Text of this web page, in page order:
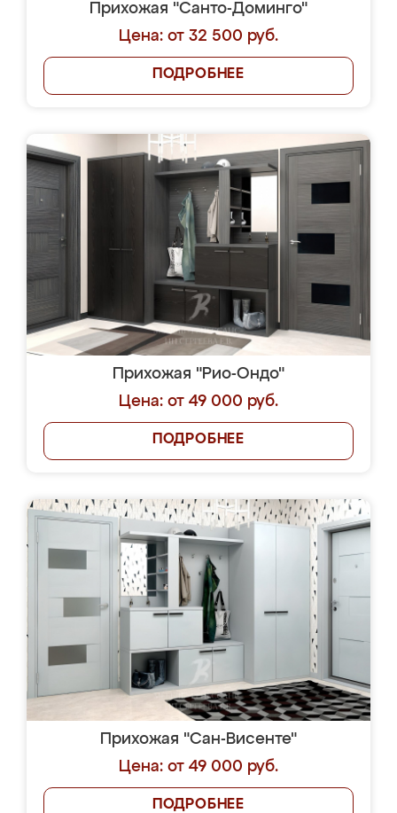
Прихожая "Санто-Доминго"
Цена: от 32 500 руб.
ПОДРОБНЕЕ
Прихожая "Рио-Ондо"
Цена: от 49 000 руб.
ПОДРОБНЕЕ
Прихожая "Сан-Висенте"
Цена: от 49 000 руб.
ПОДРОБНЕЕ